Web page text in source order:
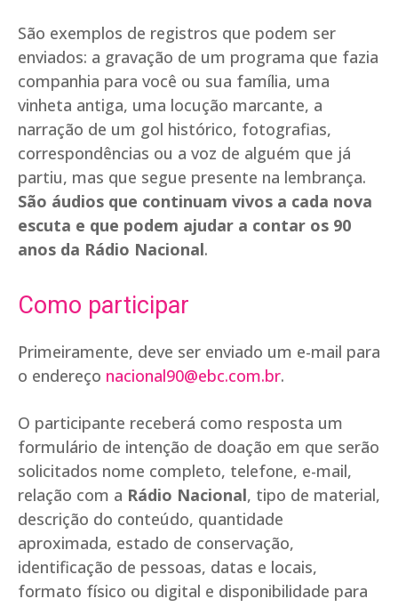
São exemplos de registros que podem ser
enviados: a gravação de um programa que fazia
companhia para você ou sua família, uma
vinheta antiga, uma locução marcante, a
narração de um gol histórico, fotografias,
correspondências ou a voz de alguém que já
partiu, mas que segue presente na lembrança.
São áudios que continuam vivos a cada nova
escuta e que podem ajudar a contar os 90
anos da Rádio Nacional.
Como participar
Primeiramente, deve ser enviado um e-mail para
o endereço nacional90@ebc.com.br.
O participante receberá como resposta um
formulário de intenção de doação em que serão
solicitados nome completo, telefone, e-mail,
relação com a Rádio Nacional, tipo de material,
descrição do conteúdo, quantidade
aproximada, estado de conservação,
identificação de pessoas, datas e locais,
formato físico ou digital e disponibilidade para